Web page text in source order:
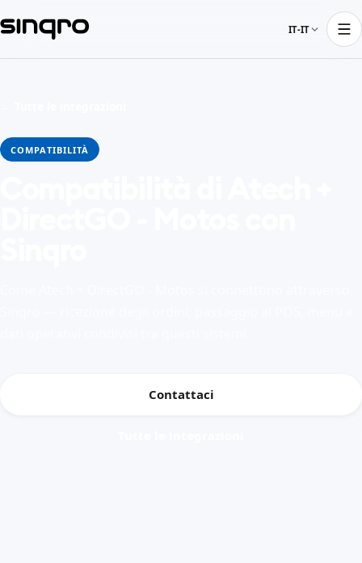
IT-IT
COMPATIBILITÀ
Contattaci